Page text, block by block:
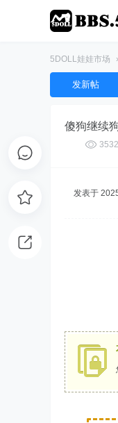
5DOLL娃娃市场
发新帖
傻狗继续
3532
发表于